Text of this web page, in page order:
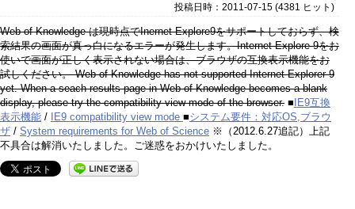
投稿日時：2011-07-15(4381 ヒット )
Web of Knowledge は現時点でInernet Explore9をサポートしておらず、検
索結果の画面が真っ白になるエラーが発生します。Internet Explore 9をお
使いで画面が正しく表示されない場合は、ブラウザの互換表示機能をお
試しください。 Web of Knowledge has not supported Internet Explorer 9
yet. When a seach results page in Web of Knowledge becomes a blank
display, please try the compatibility view mode of the browser. ■ IE9互換
表示機能 / IE9 compatibility view mode ■システム要件：対応OS,ブラウ
ザ / System requirements for Web of Science ※（2012.6.27追記）上記
不具合は解消いたしました。ご迷惑をおかけいたしました。